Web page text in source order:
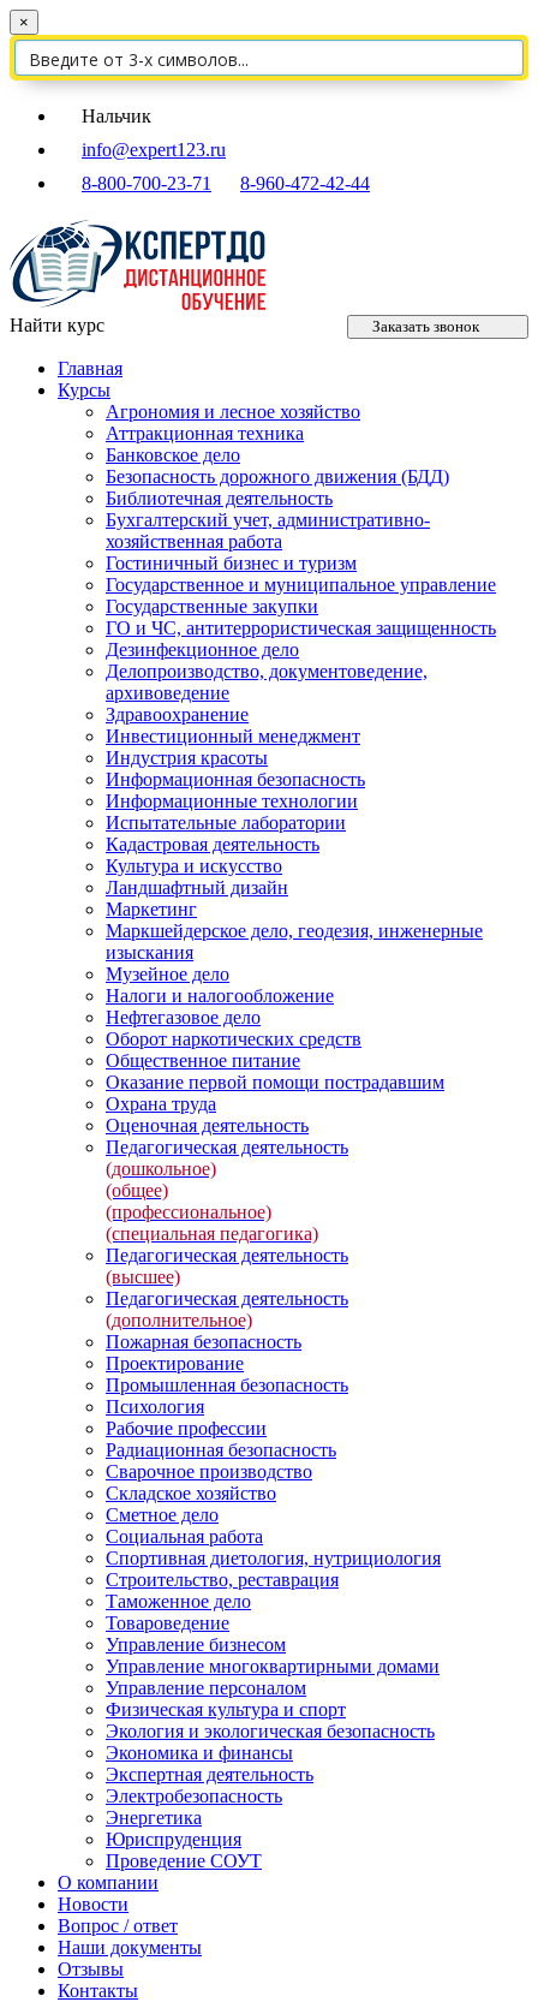
×
Нальчик
info@expert123.ru
8-800-700-23-71
8-960-472-42-44
Найти курс Заказать звонок
Главная
Курсы
Агрономия и лесное хозяйство
Аттракционная техника
Банковское дело
Безопасность дорожного движения (БДД)
Библиотечная деятельность
Бухгалтерский учет, административно-
хозяйственная работа
Гостиничный бизнес и туризм
Государственное и муниципальное управление
Государственные закупки
ГО и ЧС, антитеррористическая защищенность
Дезинфекционное дело
Делопроизводство, документоведение,
архивоведение
Здравоохранение
Инвестиционный менеджмент
Индустрия красоты
Информационная безопасность
Информационные технологии
Испытательные лаборатории
Кадастровая деятельность
Культура и искусство
Ландшафтный дизайн
Маркетинг
Маркшейдерское дело, геодезия, инженерные
изыскания
Музейное дело
Налоги и налогообложение
Нефтегазовое дело
Оборот наркотических средств
Общественное питание
Оказание первой помощи пострадавшим
Охрана труда
Оценочная деятельность
Педагогическая деятельность
(дошкольное)
(общее)
(профессиональное)
(специальная педагогика)
Педагогическая деятельность
(высшее)
Педагогическая деятельность
(дополнительное)
Пожарная безопасность
Проектирование
Промышленная безопасность
Психология
Рабочие профессии
Радиационная безопасность
Сварочное производство
Складское хозяйство
Сметное дело
Социальная работа
Спортивная диетология, нутрициология
Строительство, реставрация
Таможенное дело
Товароведение
Управление бизнесом
Управление многоквартирными домами
Управление персоналом
Физическая культура и спорт
Экология и экологическая безопасность
Экономика и финансы
Экспертная деятельность
Электробезопасность
Энергетика
Юриспруденция
Проведение СОУТ
О компании
Новости
Вопрос / ответ
Наши документы
Отзывы
Контакты